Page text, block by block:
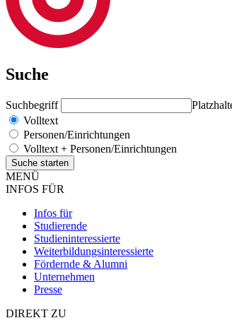
Suche
Suchbegriff
Volltext
Personen/Einrichtungen
Volltext + Personen/Einrichtungen
MENÜ
INFOS FÜR
Infos für
Studierende
Studieninteressierte
Weiterbildungsinteressierte
Fördernde & Alumni
Unternehmen
Presse
DIREKT ZU